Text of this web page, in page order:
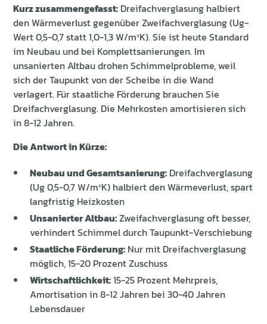
Kurz zusammengefasst: Dreifachverglasung halbiert
den Wärmeverlust gegenüber Zweifachverglasung (Ug-
Wert 0,5-0,7 statt 1,0-1,3 W/m²K). Sie ist heute Standard
im Neubau und bei Komplettsanierungen. Im
unsanierten Altbau drohen Schimmelprobleme, weil
sich der Taupunkt von der Scheibe in die Wand
verlagert. Für staatliche Förderung brauchen Sie
Dreifachverglasung. Die Mehrkosten amortisieren sich
in 8-12 Jahren.
Die Antwort in Kürze:
Neubau und Gesamtsanierung: Dreifachverglasung
(Ug 0,5-0,7 W/m²K) halbiert den Wärmeverlust, spart
langfristig Heizkosten
Unsanierter Altbau:Zweifachverglasung oft besser,
verhindert Schimmel durch Taupunkt-Verschiebung
Staatliche Förderung: Nur mit Dreifachverglasung
möglich, 15-20 Prozent Zuschuss
Wirtschaftlichkeit:15-25 Prozent Mehrpreis,
Amortisation in 8-12 Jahren bei 30-40 Jahren
Lebensdauer